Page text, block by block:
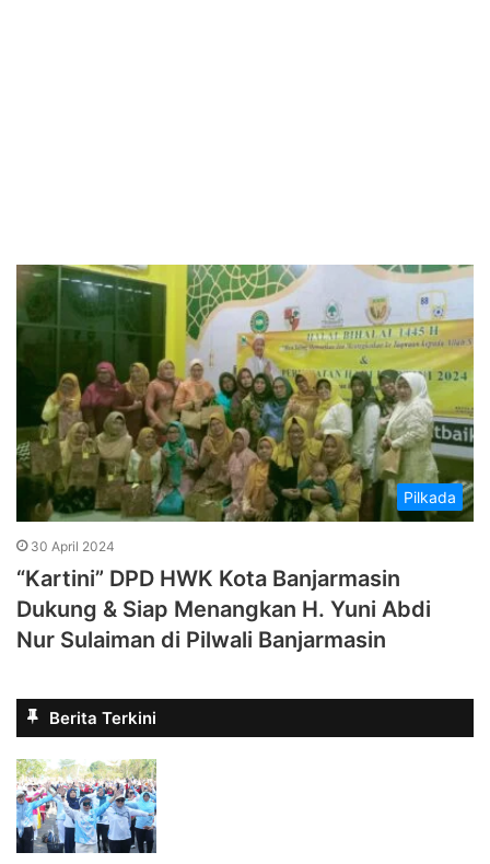
Pilkada
30 April 2024
“Kartini” DPD HWK Kota Banjarmasin
Dukung & Siap Menangkan H. Yuni Abdi
Nur Sulaiman di Pilwali Banjarmasin
Berita Terkini